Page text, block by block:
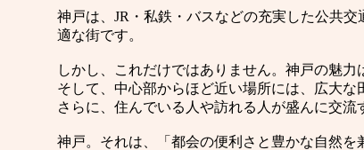
神戸は、JR・私鉄・バスなどの充実した公共
適な街です。
しかし、これだけではありません。神戸の魅
そして、中心部からほど近い場所には、広大な
さらに、住んでいる人や訪れる人が盛んに交
神戸。それは、「都会の便利さと豊かな自然を